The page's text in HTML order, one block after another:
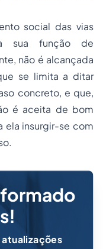
social das vias
sua função de
não é alcançada
se limita a ditar
concreto, e que,
é aceita de bom
ela insurgir-se com